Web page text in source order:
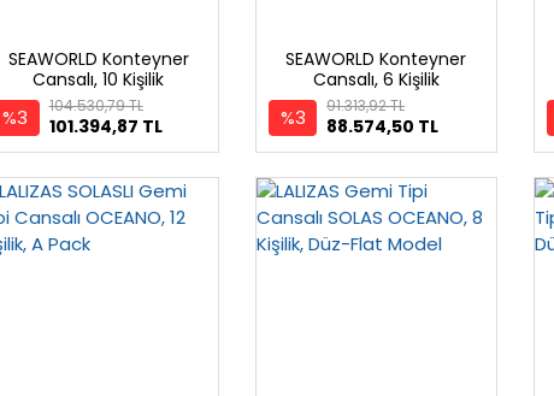
SEAWORLD Konteyner
Cansalı, 10 Kişilik
%3 101.394,87 TL
104.530,79 TL
SEAWORLD Konteyner
Cansalı, 6 Kişilik
%3 88.574,50 TL
91.313,92 TL